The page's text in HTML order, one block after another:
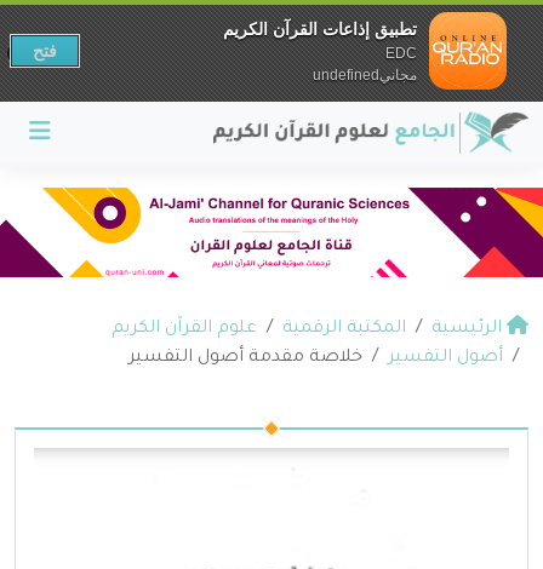
الرئيسية المكتبة الرقمية
علوم القرآن الكريم
أصول التفسير
خلاصة مقدمة أصول التفسير
تطبيق إذاعات القرآن الكريم
EDC
مجانيundefined
فتح